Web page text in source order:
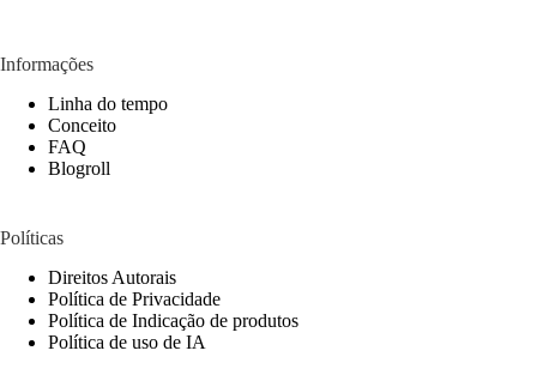
Informações
Linha do tempo
Conceito
FAQ
Blogroll
Políticas
Direitos Autorais
Política de Privacidade
Política de Indicação de produtos
Política de uso de IA